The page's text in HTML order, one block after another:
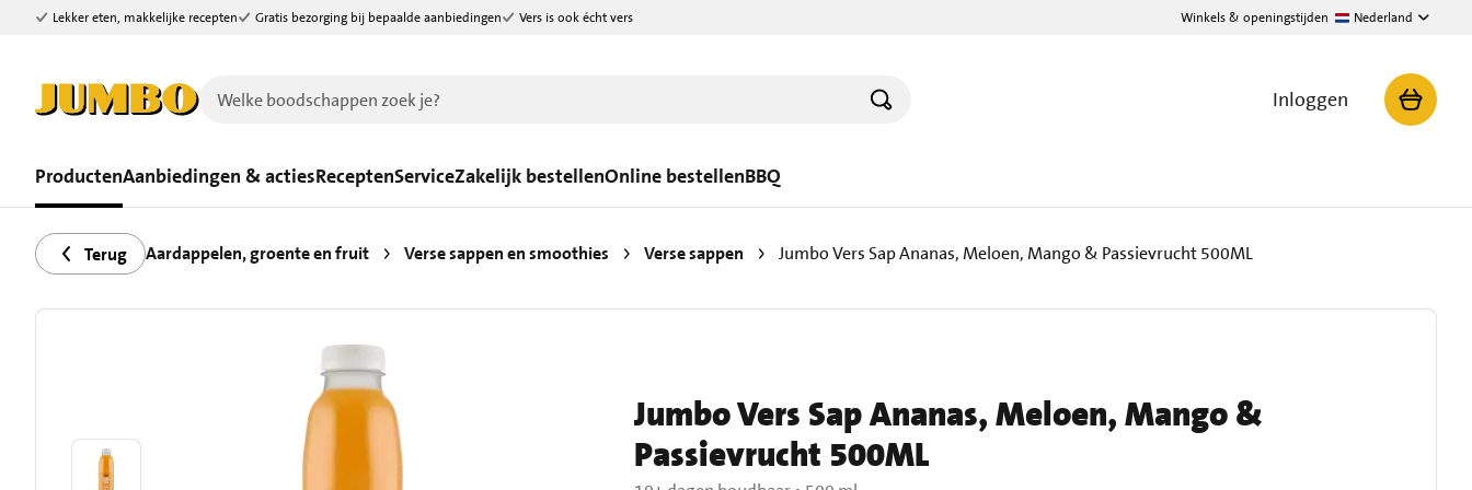
Ga naar zoeken
Ga naar hoofdinhoud
Lekker eten, makkelijke recepten Gratis bezorging bij bepaalde aanbiedingen Vers is ook écht vers Winkels & openingstijden Nederland
Inloggen
ProductenAanbiedingen & actiesReceptenServiceZakelijk bestellenOnline bestellenBBQ
Terug Aardappelen, groente en fruit Verse sappen en smoothies Verse sappen Jumbo Vers Sap Ananas, Meloen, Mango & Passievrucht 500ML
Jumbo Vers Sap Ananas, Meloen, Mango &
Passievrucht 500ML